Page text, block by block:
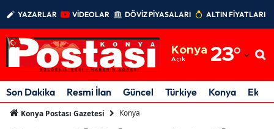
YAZARLAR VİDEOLAR DÖVİZ PİYASALARI ALTIN FİYATLARI
Konya
Açık 23°
Adıyaman
Afyonkarahisar
Son Dakika Resmi İlan Güncel Türkiye Konya
Konya Postası Gazetesi Konya